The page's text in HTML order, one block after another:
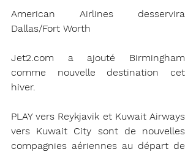
American Airlines desservira
Dallas/Fort Worth
Jet2.com a ajouté Birmingham
comme nouvelle destination cet
hiver.
PLAY vers Reykjavik et Kuwait Airways
vers Kuwait City sont de nouvelles
compagnies aériennes au départ de